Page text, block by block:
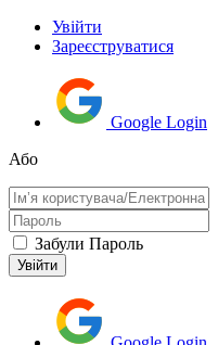
Увійти
Зареєструватися
Google Login
Або
Забули Пароль